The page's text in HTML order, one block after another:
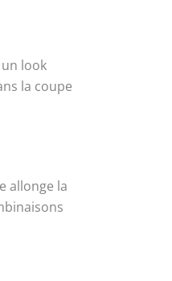
look
la coupe
allonge la